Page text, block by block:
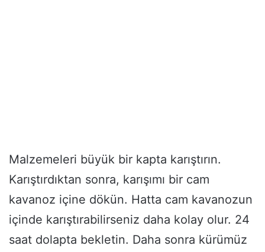
Malzemeleri büyük bir kapta karıştırın.
Karıştırdıktan sonra, karışımı bir cam
kavanoz içine dökün. Hatta cam kavanozun
içinde karıştırabilirseniz daha kolay olur. 24
saat dolapta bekletin. Daha sonra kürümüz